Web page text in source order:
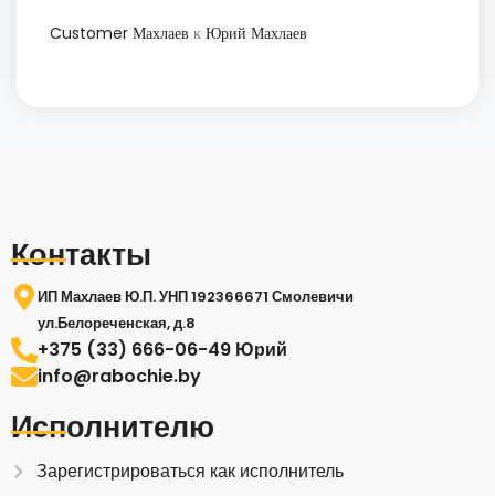
Customer Махлаев к Юрий Махлаев
Контакты
ИП Махлаев Ю.П. УНП 192366671 Смолевичи
ул.Белореченская, д.8
+375 (33) 666-06-49 Юрий
info@rabochie.by
Исполнителю
Зарегистрироваться как исполнитель